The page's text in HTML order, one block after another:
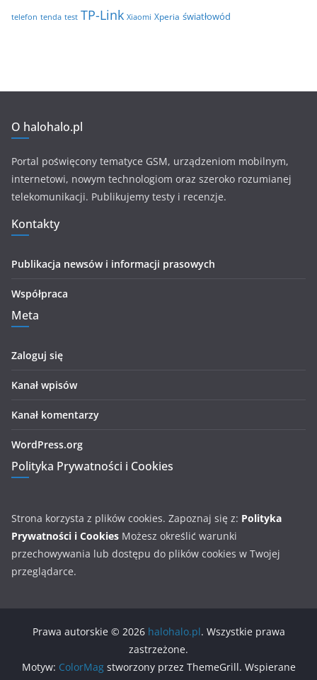
telefon tenda test TP-Link Xiaomi Xperia światłowód
O halohalo.pl
Portal poświęcony tematyce GSM, urządzeniom mobilnym,
internetowi, nowym technologiom oraz szeroko rozumianej
telekomunikacji. Publikujemy testy i recenzje.
Kontakty
Publikacja newsów i informacji prasowych
Współpraca
Meta
Zaloguj się
Kanał wpisów
Kanał komentarzy
WordPress.org
Polityka Prywatności i Cookies
Strona korzysta z plików cookies. Zapoznaj się z: Polityka
Prywatności i Cookies Możesz określić warunki
przechowywania lub dostępu do plików cookies w Twojej
przeglądarce.
Prawa autorskie © 2026 halohalo.pl. Wszystkie prawa
zastrzeżone.
Motyw: ColorMagstworzony przez ThemeGrill. Wspierane